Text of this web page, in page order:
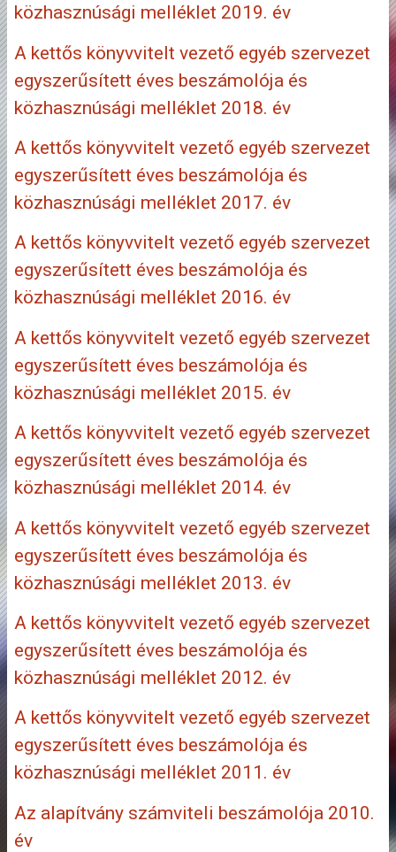
közhasznúsági melléklet 2019. év
A kettős könyvvitelt vezető egyéb szervezet
egyszerűsített éves beszámolója és
közhasznúsági melléklet 2018. év
A kettős könyvvitelt vezető egyéb szervezet
egyszerűsített éves beszámolója és
közhasznúsági melléklet 2017. év
A kettős könyvvitelt vezető egyéb szervezet
egyszerűsített éves beszámolója és
közhasznúsági melléklet 2016. év
A kettős könyvvitelt vezető egyéb szervezet
egyszerűsített éves beszámolója és
közhasznúsági melléklet 2015. év
A kettős könyvvitelt vezető egyéb szervezet
egyszerűsített éves beszámolója és
közhasznúsági melléklet 2014. év
A kettős könyvvitelt vezető egyéb szervezet
egyszerűsített éves beszámolója és
közhasznúsági melléklet 2013. év
A kettős könyvvitelt vezető egyéb szervezet
egyszerűsített éves beszámolója és
közhasznúsági melléklet 2012. év
A kettős könyvvitelt vezető egyéb szervezet
egyszerűsített éves beszámolója és
közhasznúsági melléklet 2011. év
Az alapítvány számviteli beszámolója 2010.
év